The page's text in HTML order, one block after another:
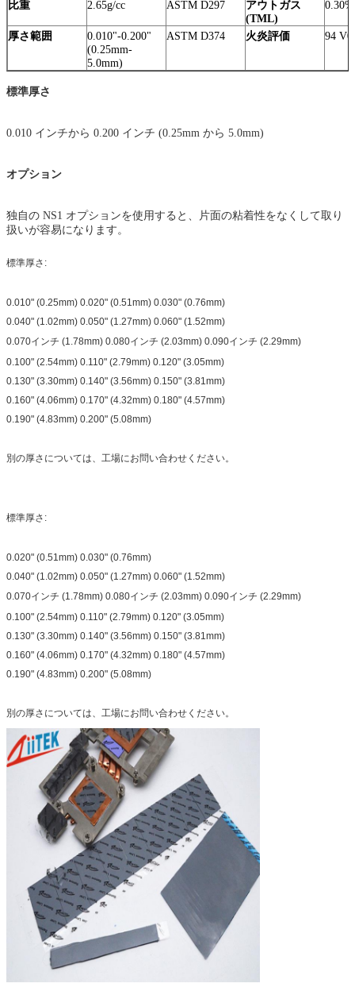
比重 2.65g/cc ASTM D297
アウトガス
(TML)
0.30%
厚さ範囲
0.010"-0.200"
(0.25mm-
5.0mm)
ASTM D374 火炎評価 94 V0
標準厚さ
0.010 インチから 0.200 インチ (0.25mm から 5.0mm)
オプション
独自の NS1 オプションを使用すると、片面の粘着性をなくして取り
扱いが容易になります。
標準厚さ:
0.010" (0.25mm) 0.020" (0.51mm) 0.030" (0.76mm)
0.040" (1.02mm) 0.050" (1.27mm) 0.060" (1.52mm)
0.070インチ (1.78mm) 0.080インチ (2.03mm) 0.090インチ (2.29mm)
0.100" (2.54mm) 0.110" (2.79mm) 0.120" (3.05mm)
0.130" (3.30mm) 0.140" (3.56mm) 0.150" (3.81mm)
0.160" (4.06mm) 0.170" (4.32mm) 0.180" (4.57mm)
0.190" (4.83mm) 0.200" (5.08mm)
別の厚さについては、工場にお問い合わせください。
標準厚さ:
0.020" (0.51mm) 0.030" (0.76mm)
0.040" (1.02mm) 0.050" (1.27mm) 0.060" (1.52mm)
0.070インチ (1.78mm) 0.080インチ (2.03mm) 0.090インチ (2.29mm)
0.100" (2.54mm) 0.110" (2.79mm) 0.120" (3.05mm)
0.130" (3.30mm) 0.140" (3.56mm) 0.150" (3.81mm)
0.160" (4.06mm) 0.170" (4.32mm) 0.180" (4.57mm)
0.190" (4.83mm) 0.200" (5.08mm)
別の厚さについては、工場にお問い合わせください。